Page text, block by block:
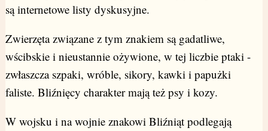
są internetowe listy dyskusyjne.
Zwierzęta związane z tym znakiem są gadatliwe,
wścibskie i nieustannie ożywione, w tej liczbie ptaki -
zwłaszcza szpaki, wróble, sikory, kawki i papużki
faliste. Bliźnięcy charakter mają też psy i kozy.
W wojsku i na wojnie znakowi Bliźniąt podlegają